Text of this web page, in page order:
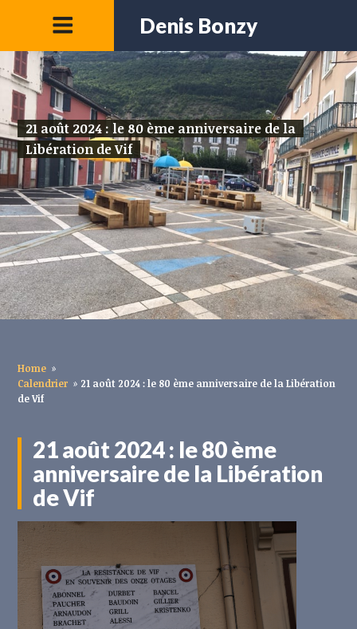
Denis Bonzy
21 août 2024 : le 80 ème anniversaire de la
Libération de Vif
Home »
Calendrier » 21 août 2024 : le 80 ème anniversaire de la Libération
de Vif
21 août 2024 : le 80 ème
anniversaire de la Libération
de Vif